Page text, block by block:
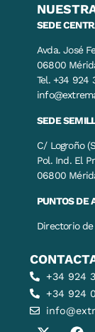
SEDE
Avda. José
06800
Tel. +34 924
SEDE
C/ Logroño
Pol. Ind. El
06800
PUNTOS DE
Directorio de
+34 924
+34 924